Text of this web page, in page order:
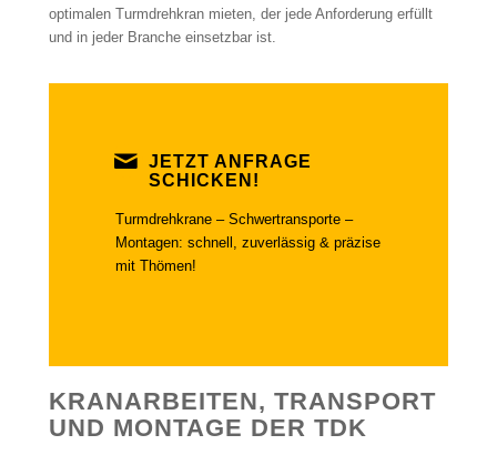
optimalen Turmdrehkran mieten, der jede Anforderung erfüllt
und in jeder Branche einsetzbar ist.
JETZT ANFRAGE
SCHICKEN!
Turmdrehkrane – Schwertransporte –
Montagen: schnell, zuverlässig & präzise
mit Thömen!
KRANARBEITEN, TRANSPORT
UND MONTAGE DER TDK